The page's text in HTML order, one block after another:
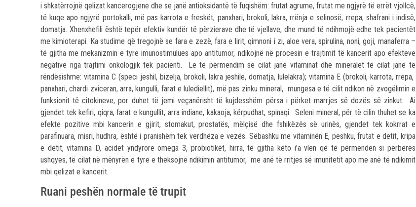
i shkatërrojnë qelizat kancerogjene dhe se janë antioksidantë të fuqishëm: frutat agrume, frutat me ngjyrë të errët vjollcë,
të kuqe apo ngjyrë portokalli, më pas karrota e freskët, panxhari, brokoli, lakra, rrënja e selinosë, rrepa, shafrani i indisë,
domatja. Xhenxhefili është tepër efektiv kundër të përzierave dhe të vjellave, dhe mund të ndihmojë edhe tek pacientët
me kimioterapi. Ka studime që tregojnë se fara e zezë, fara e lirit, qimnoni i zi, aloe vera, spirulina, noni, goji, manaferra –
të gjitha me mekanizmin e tyre imunostimulues apo antitumor, ndikojnë në procesin e trajtimit të kancerit apo efekteve
negative nga trajtimi onkologjik tek pacienti. Le të përmendim se cilat janë vitaminat dhe mineralet të cilat janë të
rëndësishme: vitamina C (speci jeshil, bizelja, brokoli, lakra jeshile, domatja, lulelakra); vitamina E (brokoli, karrota, rrepa,
panxhari, chardi zviceran, arra, kungulli, farat e lulediellit), më pas zinku mineral, mungesa e të cilit ndikon në zvogëlimin e
funksionit të citokineve, por duhet të jemi veçanërisht të kujdesshëm përsa i përket marrjes së dozës së zinkut. Ai
gjendet tek kefiri, qiqra, farat e kungullit, arra indiane, kakaoja, kërpudhat, spinaqi. Seleni mineral, për të cilin thuhet se ka
efekte pozitive mbi kancerin e gjirit, stomakut, prostatës, mëlçisë dhe fshikëzës së urinës, gjendet tek kokrrat e
parafinuara, misri, hudhra, është i pranishëm tek verdhëza e vezës. Sëbashku me vitaminën E, peshku, frutat e detit, kripa
e detit, vitamina D, acidet yndyrore omega 3, probiotikët, hirra, të gjitha këto i’a vlen që të përmenden si përbërës
ushqyes, të cilat në mënyrën e tyre e theksojnë ndikimin antitumor, me anë të rritjes së imunitetit apo me anë të ndikimit
mbi qelizat e kancerit.
Ruani peshën normale të trupit